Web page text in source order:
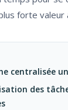
forte valeur
centralisée
des